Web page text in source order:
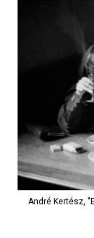
André Kertész,